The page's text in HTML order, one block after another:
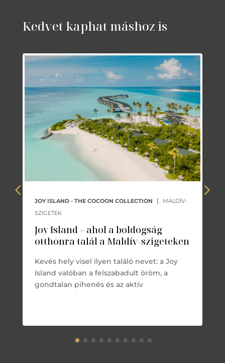
Kedvet kaphat máshoz is
Joy Island – ahol a boldogság
otthonra talál a Maldív-szigeteken
JOY ISLAND - THE COCOON COLLECTION |
MALDÍV-
SZIGETEK
Kevés hely visel ilyen találó nevet: a Joy
Island valóban a felszabadult öröm, a
gondtalan pihenés és az aktív